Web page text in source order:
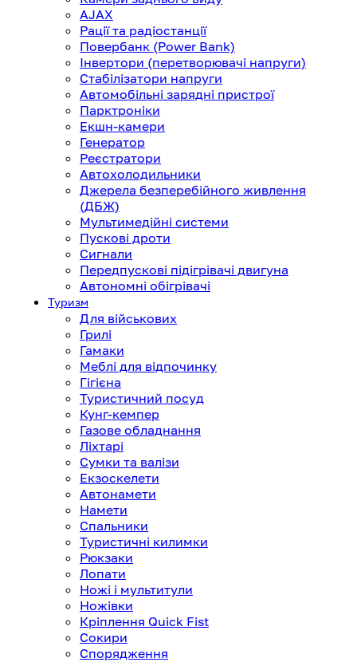
AJAX
Рації та радіостанції
Повербанк (Power Bank)
Інвертори (перетворювачі напруги)
Стабілізатори напруги
Автомобільні зарядні пристрої
Парктроніки
Екшн-камери
Генератор
Реєстратори
Автохолодильники
Джерела безперебійного живлення
(ДБЖ)
Мультимедійні системи
Пускові дроти
Сигнали
Передпускові підігрівачі двигуна
Автономні обігрівачі
Туризм
Для військових
Грилі
Гамаки
Меблі для відпочинку
Гігієна
Туристичний посуд
Кунг-кемпер
Газове обладнання
Ліхтарі
Сумки та валізи
Екзоскелети
Автонамети
Намети
Спальники
Туристичні килимки
Рюкзаки
Лопати
Ножі і мультитули
Ножівки
Кріплення Quick Fist
Сокири
Спорядження